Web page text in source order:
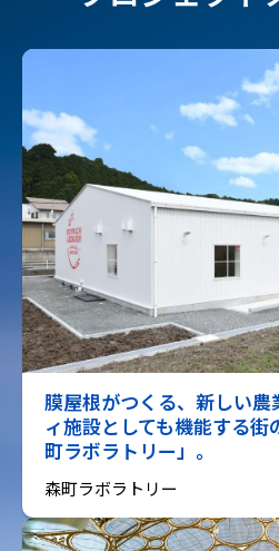
膜屋根がつくる、新しい
ィ施設としても機能する
町ラボラトリー」。
森町ラボラトリー